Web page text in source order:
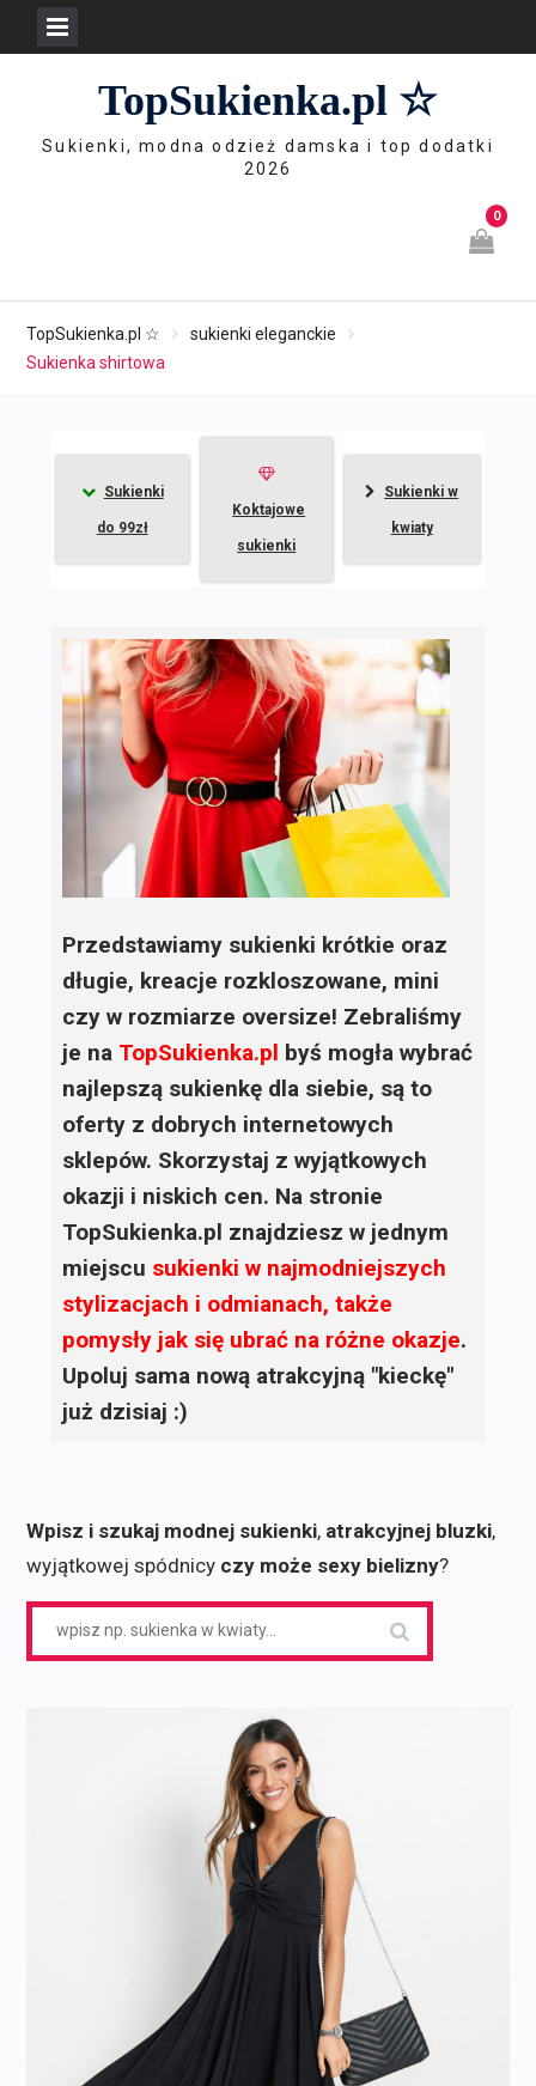
TopSukienka.pl ☆
Sukienki, modna odzież damska i top dodatki
2026
0
TopSukienka.pl ☆
sukienki eleganckie
Sukienka shirtowa
Sukienki
do 99zł
Koktajowe
sukienki
Sukienki w
kwiaty
Przedstawiamy sukienki krótkie oraz
długie, kreacje rozkloszowane, mini
czy w rozmiarze oversize! Zebraliśmy
je na TopSukienka.pl byś mogła wybrać
najlepszą sukienkę dla siebie, są to
oferty z dobrych internetowych
sklepów. Skorzystaj z wyjątkowych
okazji i niskich cen. Na stronie
TopSukienka.pl znajdziesz w jednym
miejscu sukienki w najmodniejszych
stylizacjach i odmianach, także
pomysły jak się ubrać na różne okazje.
Upoluj sama nową atrakcyjną "kieckę"
już dzisiaj :)
Wpisz i szukaj modnej sukienki, atrakcyjnej bluzki,
wyjątkowej spódnicy czy może sexy bielizny?